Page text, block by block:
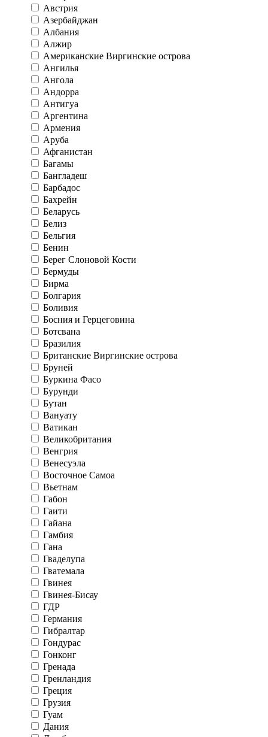
Австрия
Азербайджан
Албания
Алжир
Американские Виргинские острова
Ангилья
Ангола
Андорра
Антигуа
Аргентина
Армения
Аруба
Афганистан
Багамы
Бангладеш
Барбадос
Бахрейн
Беларусь
Белиз
Бельгия
Бенин
Берег Слоновой Кости
Бермуды
Бирма
Болгария
Боливия
Босния и Герцеговина
Ботсвана
Бразилия
Британские Виргинские острова
Бруней
Буркина Фасо
Бурунди
Бутан
Вануату
Ватикан
Великобритания
Венгрия
Венесуэла
Восточное Самоа
Вьетнам
Габон
Гаити
Гайана
Гамбия
Гана
Гваделупа
Гватемала
Гвинея
Гвинея-Бисау
ГДР
Германия
Гибралтар
Гондурас
Гонконг
Гренада
Гренландия
Греция
Грузия
Гуам
Дания